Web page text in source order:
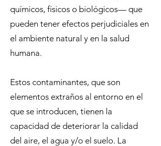
químicos, físicos o biológicos— que
pueden tener efectos perjudiciales en
el ambiente natural y en la salud
humana.
Estos contaminantes, que son
elementos extraños al entorno en el
que se introducen, tienen la
capacidad de deteriorar la calidad
del aire, el agua y/o el suelo. La